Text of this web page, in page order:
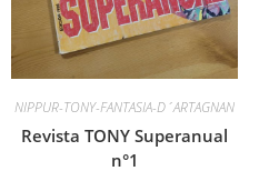
NIPPUR-TONY-FANTASIA-D´ARTAGNAN
Revista TONY Superanual
n°1